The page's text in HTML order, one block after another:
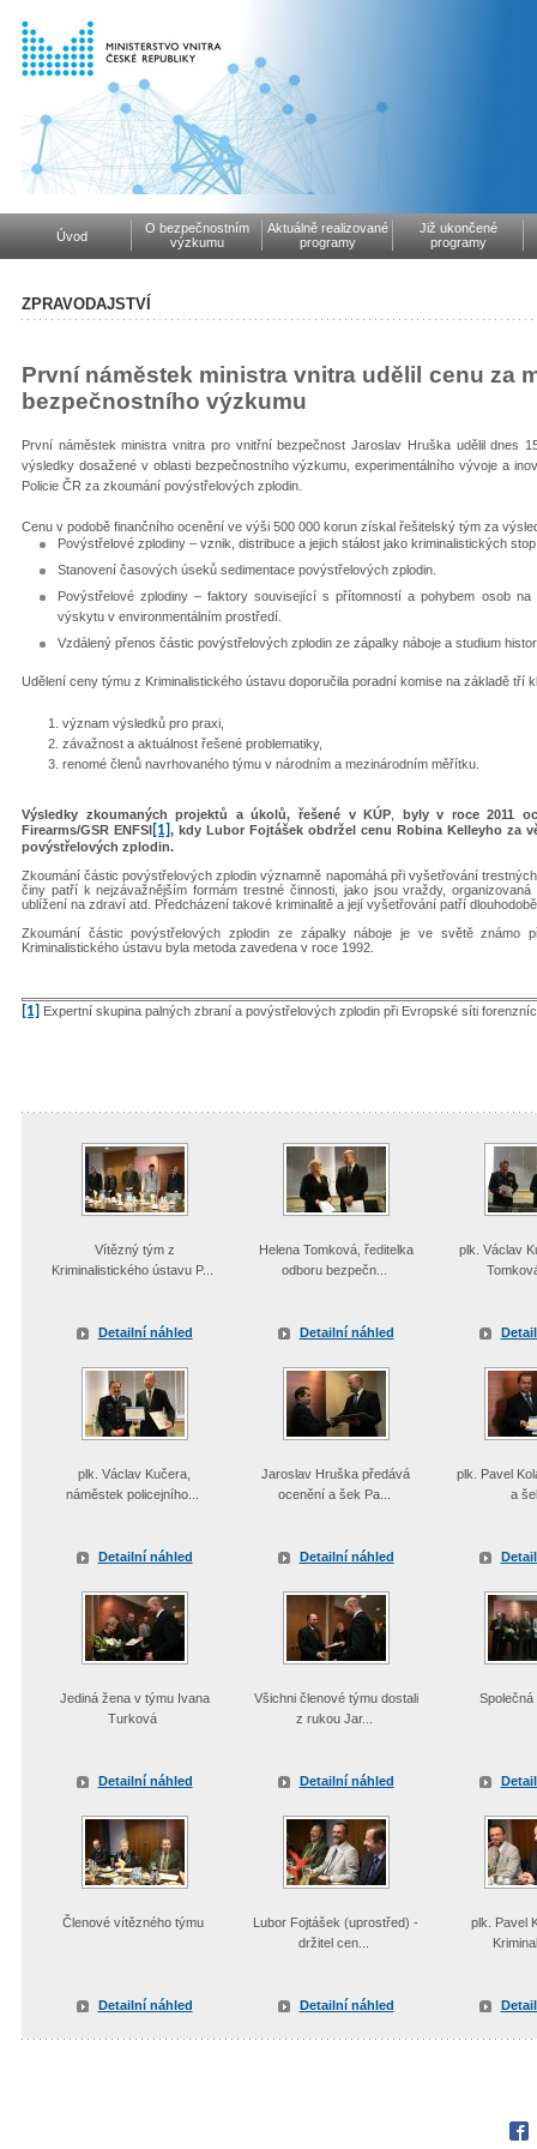
Úvod
O bezpečnostním
výzkumu
Aktuálně realizované
programy
Již ukončené
programy
ZPRAVODAJSTVÍ
První náměstek ministra vnitra udělil cenu za
bezpečnostního výzkumu
První náměstek ministra vnitra pro vnitřní bezpečnost Jaroslav Hruška udělil dnes
výsledky dosažené v oblasti bezpečnostního výzkumu, experimentálního vývoje a
Policie ČR za zkoumání povýstřelových zplodin.
Cenu v podobě finančního ocenění ve výši 500 000 korun získal řešitelský tým za
Povýstřelové zplodiny – vznik, distribuce a jejich stálost jako kriminalistických
Stanovení časových úseků sedimentace povýstřelových zplodin.
Povýstřelové zplodiny – faktory související s přítomností a pohybem osob
výskytu v environmentálním prostředí.
Vzdálený přenos částic povýstřelových zplodin ze zápalky náboje a studium
Udělení ceny týmu z Kriminalistického ústavu doporučila poradní komise na základě tří
význam výsledků pro praxi,
závažnost a aktuálnost řešené problematiky,
renomé členů navrhovaného týmu v národním a mezinárodním měřítku.
Výsledky zkoumaných projektů a úkolů, řešené v KÚP
byly v roce 2011
Firearms/GSR ENFSI
[1] , kdy Lubor Fojtášek obdržel cenu Robina Kelleyho za
povýstřelových zplodin.
Zkoumání částic povýstřelových zplodin významně napomáhá při vyšetřování
činy patří k nejzávažnějším formám trestné činnosti, jako jsou vraždy,
ublížení na zdraví atd. Předcházení takové kriminalitě a její vyšetřování patří
Zkoumání částic povýstřelových zplodin ze zápalky náboje je ve světě známo
Kriminalistického ústavu byla metoda zavedena v roce 1992.
[1] Expertní skupina palných zbraní a povýstřelových zplodin při Evropské síti
Vítězný tým z
Kriminalistického ústavu P...
Detailní náhled
Helena Tomková, ředitelka
odboru bezpečn...
Detailní náhled
plk. Václav
plk. Václav Kučera,
náměstek policejního...
Detailní náhled
Jaroslav Hruška předává
ocenění a šek Pa...
Detailní náhled
plk. Pavel
a
Jediná žena v týmu Ivana
Turková
Detailní náhled
Všichni členové týmu dostali
z rukou Jar...
Detailní náhled
Členové vítězného týmu
Detailní náhled
Lubor Fojtášek (uprostřed) -
držitel cen...
Detailní náhled
plk. Pavel